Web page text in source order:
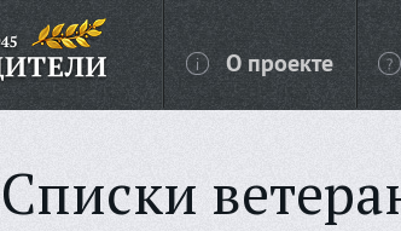
О проекте
Списки